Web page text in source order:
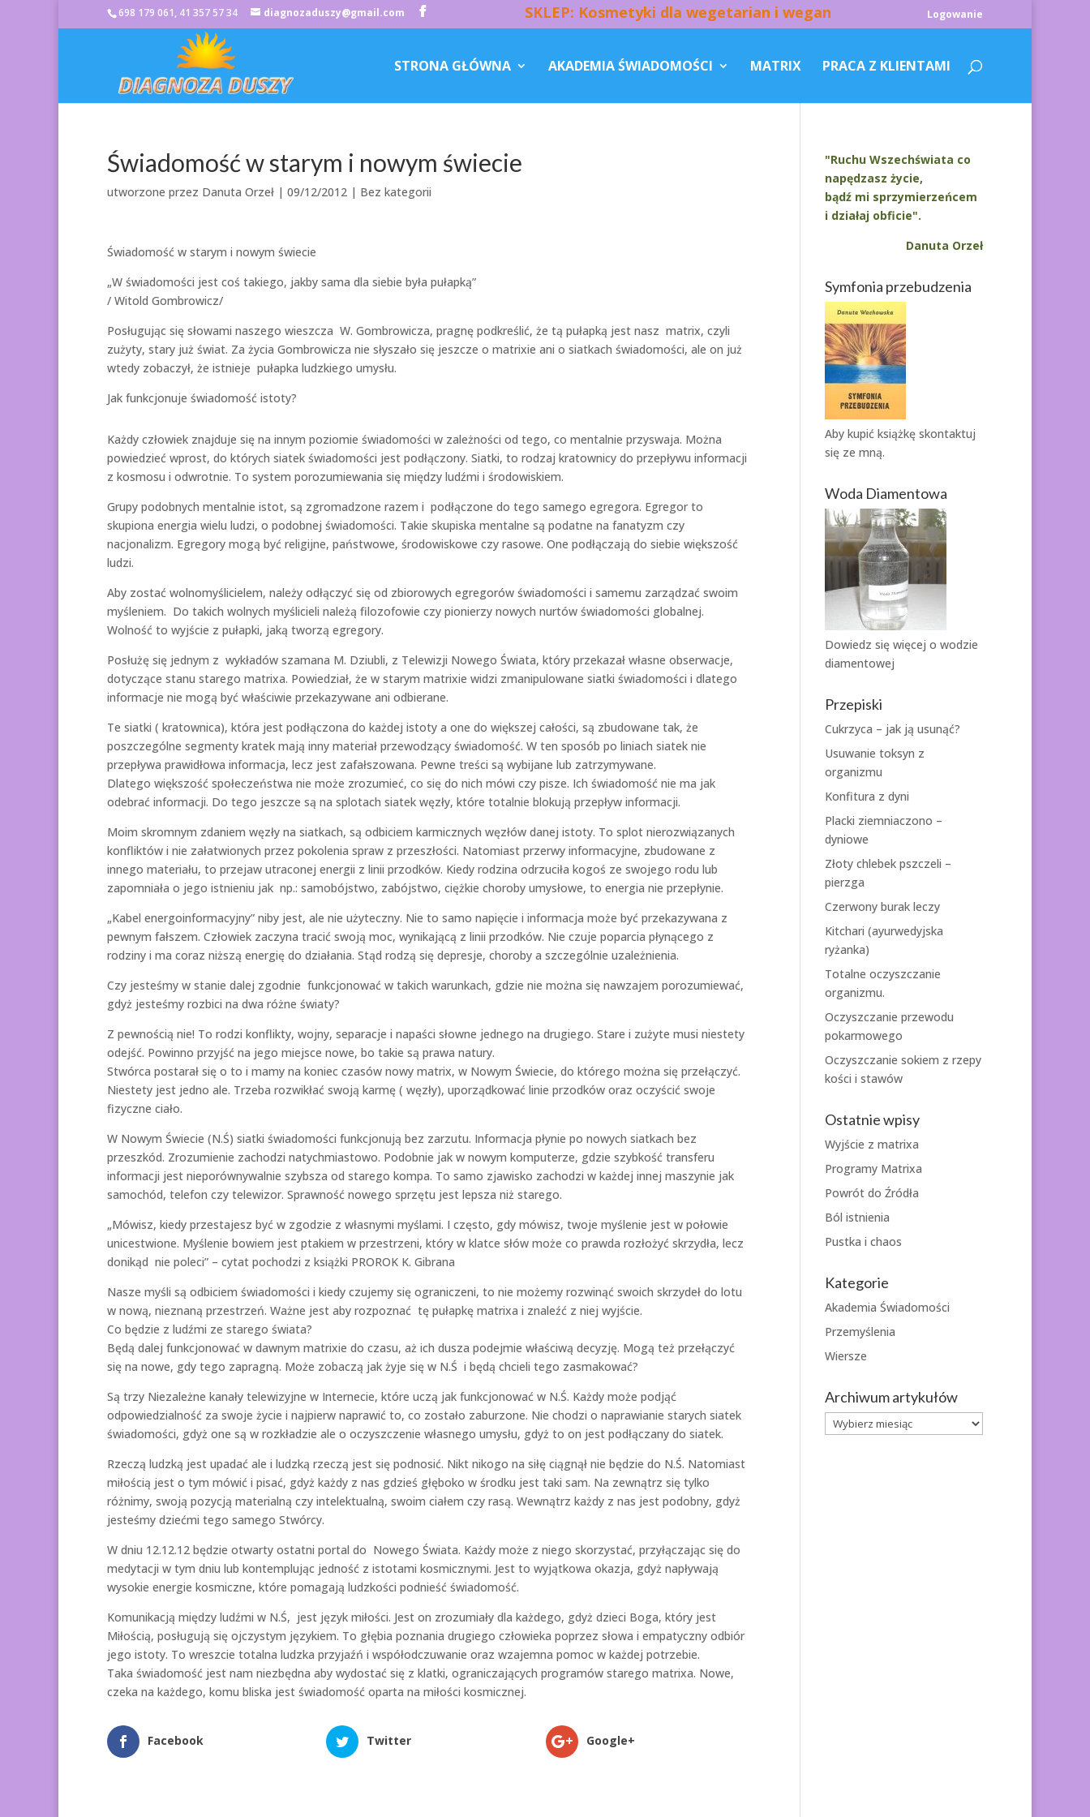
698 179 061, 41 357 57 34 diagnozaduszy@gmail.com SKLEP: Kosmetyki dla wegetarian i wegan Logowanie
STRONA GŁÓWNA AKADEMIA ŚWIADOMOŚCI MATRIX PRACA Z KLIENTAMI
Świadomość w starym i nowym świecie
utworzone przez Danuta Orzeł | 09/12/2012 | Bez kategorii
Świadomość w starym i nowym świecie
„W świadomości jest coś takiego, jakby sama dla siebie była pułapką”
/ Witold Gombrowicz/
Posługując się słowami naszego wieszcza W. Gombrowicza, pragnę podkreślić, że tą pułapką jest nasz matrix, czyli
zużyty, stary już świat. Za życia Gombrowicza nie słyszało się jeszcze o matrixie ani o siatkach świadomości, ale on już
wtedy zobaczył, że istnieje pułapka ludzkiego umysłu.
Jak funkcjonuje świadomość istoty?
Każdy człowiek znajduje się na innym poziomie świadomości w zależności od tego, co mentalnie przyswaja. Można
powiedzieć wprost, do których siatek świadomości jest podłączony. Siatki, to rodzaj kratownicy do przepływu informacji
z kosmosu i odwrotnie. To system porozumiewania się między ludźmi i środowiskiem.
Grupy podobnych mentalnie istot, są zgromadzone razem i podłączone do tego samego egregora. Egregor to
skupiona energia wielu ludzi, o podobnej świadomości. Takie skupiska mentalne są podatne na fanatyzm czy
nacjonalizm. Egregory mogą być religijne, państwowe, środowiskowe czy rasowe. One podłączają do siebie większość
ludzi.
Aby zostać wolnomyślicielem, należy odłączyć się od zbiorowych egregorów świadomości i samemu zarządzać swoim
myśleniem. Do takich wolnych myślicieli należą filozofowie czy pionierzy nowych nurtów świadomości globalnej.
Wolność to wyjście z pułapki, jaką tworzą egregory.
Posłużę się jednym z wykładów szamana M. Dziubli, z Telewizji Nowego Świata, który przekazał własne obserwacje,
dotyczące stanu starego matrixa. Powiedział, że w starym matrixie widzi zmanipulowane siatki świadomości i dlatego
informacje nie mogą być właściwie przekazywane ani odbierane.
Te siatki ( kratownica), która jest podłączona do każdej istoty a one do większej całości, są zbudowane tak, że
poszczególne segmenty kratek mają inny materiał przewodzący świadomość. W ten sposób po liniach siatek nie
przepływa prawidłowa informacja, lecz jest zafałszowana. Pewne treści są wybijane lub zatrzymywane.
Dlatego większość społeczeństwa nie może zrozumieć, co się do nich mówi czy pisze. Ich świadomość nie ma jak
odebrać informacji. Do tego jeszcze są na splotach siatek węzły, które totalnie blokują przepływ informacji.
Moim skromnym zdaniem węzły na siatkach, są odbiciem karmicznych węzłów danej istoty. To splot nierozwiązanych
konfliktów i nie załatwionych przez pokolenia spraw z przeszłości. Natomiast przerwy informacyjne, zbudowane z
innego materiału, to przejaw utraconej energii z linii przodków. Kiedy rodzina odrzuciła kogoś ze swojego rodu lub
zapomniała o jego istnieniu jak np.: samobójstwo, zabójstwo, ciężkie choroby umysłowe, to energia nie przepłynie.
„Kabel energoinformacyjny” niby jest, ale nie użyteczny. Nie to samo napięcie i informacja może być przekazywana z
pewnym fałszem. Człowiek zaczyna tracić swoją moc, wynikającą z linii przodków. Nie czuje poparcia płynącego z
rodziny i ma coraz niższą energię do działania. Stąd rodzą się depresje, choroby a szczególnie uzależnienia.
Czy jesteśmy w stanie dalej zgodnie funkcjonować w takich warunkach, gdzie nie można się nawzajem porozumiewać,
gdyż jesteśmy rozbici na dwa różne światy?
Z pewnością nie! To rodzi konflikty, wojny, separacje i napaści słowne jednego na drugiego. Stare i zużyte musi niestety
odejść. Powinno przyjść na jego miejsce nowe, bo takie są prawa natury.
Stwórca postarał się o to i mamy na koniec czasów nowy matrix, w Nowym Świecie, do którego można się przełączyć.
Niestety jest jedno ale. Trzeba rozwikłać swoją karmę ( węzły), uporządkować linie przodków oraz oczyścić swoje
fizyczne ciało.
W Nowym Świecie (N.Ś) siatki świadomości funkcjonują bez zarzutu. Informacja płynie po nowych siatkach bez
przeszkód. Zrozumienie zachodzi natychmiastowo. Podobnie jak w nowym komputerze, gdzie szybkość transferu
informacji jest nieporównywalnie szybsza od starego kompa. To samo zjawisko zachodzi w każdej innej maszynie jak
samochód, telefon czy telewizor. Sprawność nowego sprzętu jest lepsza niż starego.
„Mówisz, kiedy przestajesz być w zgodzie z własnymi myślami. I często, gdy mówisz, twoje myślenie jest w połowie
unicestwione. Myślenie bowiem jest ptakiem w przestrzeni, który w klatce słów może co prawda rozłożyć skrzydła, lecz
donikąd nie poleci” – cytat pochodzi z książki PROROK K. Gibrana
Nasze myśli są odbiciem świadomości i kiedy czujemy się ograniczeni, to nie możemy rozwinąć swoich skrzydeł do lotu
w nową, nieznaną przestrzeń. Ważne jest aby rozpoznać tę pułapkę matrixa i znaleźć z niej wyjście.
Co będzie z ludźmi ze starego świata?
Będą dalej funkcjonować w dawnym matrixie do czasu, aż ich dusza podejmie właściwą decyzję. Mogą też przełączyć
się na nowe, gdy tego zapragną. Może zobaczą jak żyje się w N.Ś i będą chcieli tego zasmakować?
Są trzy Niezależne kanały telewizyjne w Internecie, które uczą jak funkcjonować w N.Ś. Każdy może podjąć
odpowiedzialność za swoje życie i najpierw naprawić to, co zostało zaburzone. Nie chodzi o naprawianie starych siatek
świadomości, gdyż one są w rozkładzie ale o oczyszczenie własnego umysłu, gdyż to on jest podłączany do siatek.
Rzeczą ludzką jest upadać ale i ludzką rzeczą jest się podnosić. Nikt nikogo na siłę ciągnął nie będzie do N.Ś. Natomiast
miłością jest o tym mówić i pisać, gdyż każdy z nas gdzieś głęboko w środku jest taki sam. Na zewnątrz się tylko
różnimy, swoją pozycją materialną czy intelektualną, swoim ciałem czy rasą. Wewnątrz każdy z nas jest podobny, gdyż
jesteśmy dziećmi tego samego Stwórcy.
W dniu 12.12.12 będzie otwarty ostatni portal do Nowego Świata. Każdy może z niego skorzystać, przyłączając się do
medytacji w tym dniu lub kontemplując jedność z istotami kosmicznymi. Jest to wyjątkowa okazja, gdyż napływają
wysokie energie kosmiczne, które pomagają ludzkości podnieść świadomość.
Komunikacją między ludźmi w N.Ś, jest język miłości. Jest on zrozumiały dla każdego, gdyż dzieci Boga, który jest
Miłością, posługują się ojczystym językiem. To głębia poznania drugiego człowieka poprzez słowa i empatyczny odbiór
jego istoty. To wreszcie totalna ludzka przyjaźń i współodczuwanie oraz wzajemna pomoc w każdej potrzebie.
Taka świadomość jest nam niezbędna aby wydostać się z klatki, ograniczających programów starego matrixa. Nowe,
czeka na każdego, komu bliska jest świadomość oparta na miłości kosmicznej.
Facebook Twitter Google+
"Ruchu Wszechświata co
napędzasz życie,
bądź mi sprzymierzeńcem
i działaj obficie".
Danuta Orzeł
Symfonia przebudzenia
Aby kupić książkę skontaktuj
się ze mną.
Woda Diamentowa
Dowiedz się więcej o wodzie
diamentowej
Przepiski
Cukrzyca – jak ją usunąć?
Usuwanie toksyn z
organizmu
Konfitura z dyni
Placki ziemniaczono –
dyniowe
Złoty chlebek pszczeli –
pierzga
Czerwony burak leczy
Kitchari (ayurwedyjska
ryżanka)
Totalne oczyszczanie
organizmu.
Oczyszczanie przewodu
pokarmowego
Oczyszczanie sokiem z rzepy
kości i stawów
Ostatnie wpisy
Wyjście z matrixa
Programy Matrixa
Powrót do Źródła
Ból istnienia
Pustka i chaos
Kategorie
Akademia Świadomości
Przemyślenia
Wiersze
Archiwum artykułów
Archiwum
artykułów